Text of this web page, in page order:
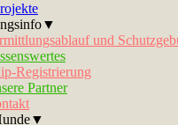
und
Registrierung
Partner